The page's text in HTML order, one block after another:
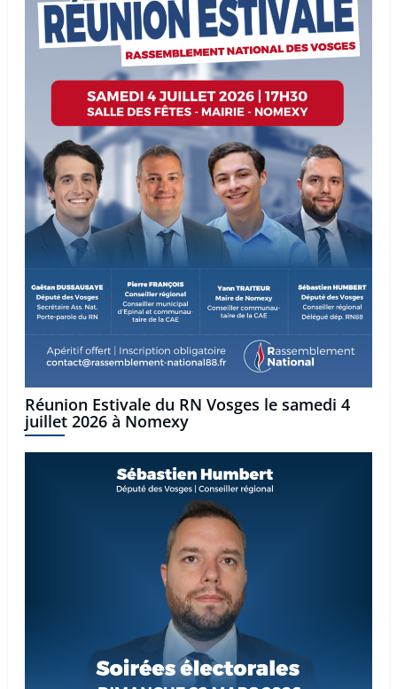
Réunion Estivale du RN Vosges le samedi 4
juillet 2026 à Nomexy